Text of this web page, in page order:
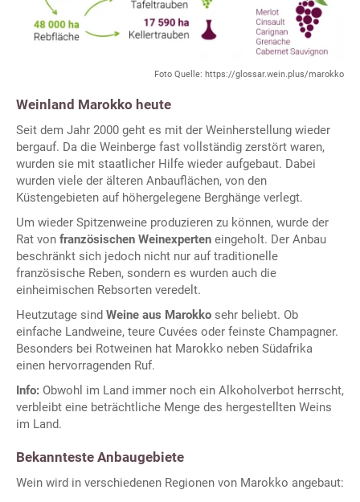
Foto Quelle: https://glossar.wein.plus/marokko
Weinland Marokko heute
Seit dem Jahr 2000 geht es mit der Weinherstellung wieder
bergauf. Da die Weinberge fast vollständig zerstört waren,
wurden sie mit staatlicher Hilfe wieder aufgebaut. Dabei
wurden viele der älteren Anbauflächen, von den
Küstengebieten auf höhergelegene Berghänge verlegt.
Um wieder Spitzenweine produzieren zu können, wurde der
Rat von französischen Weinexperten eingeholt. Der Anbau
beschränkt sich jedoch nicht nur auf traditionelle
französische Reben, sondern es wurden auch die
einheimischen Rebsorten veredelt.
Heutzutage sind Weine aus Marokko sehr beliebt. Ob
einfache Landweine, teure Cuvées oder feinste Champagner.
Besonders bei Rotweinen hat Marokko neben Südafrika
einen hervorragenden Ruf.
Info: Obwohl im Land immer noch ein Alkoholverbot herrscht,
verbleibt eine beträchtliche Menge des hergestellten Weins
im Land.
Bekannteste Anbaugebiete
Wein wird in verschiedenen Regionen von Marokko angebaut: